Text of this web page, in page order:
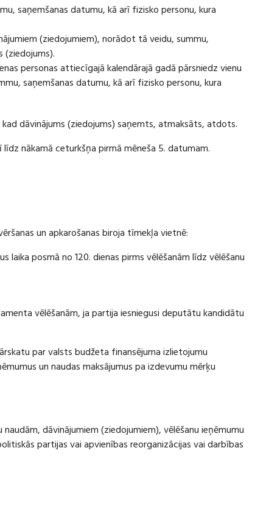
saņemšanas datumu, kā arī fizisko personu, kura
(ziedojumiem), norādot tā veidu, summu,
personas attiecīgajā kalendārajā gadā pārsniedz vienu
saņemšanas datumu, kā arī fizisko personu, kura
dāvinājums (ziedojums) saņemts, atmaksāts, atdots.
nākamā ceturkšņa pirmā mēneša 5. datumam.
un apkarošanas biroja tīmekļa vietnē:
laika posmā no 120. dienas pirms vēlēšanām līdz vēlēšanu
vēlēšanām, ja partija iesniegusi deputātu kandidātu
par valsts budžeta finansējuma izlietojumu
un naudas maksājumus pa izdevumu mērķu
dāvinājumiem (ziedojumiem), vēlēšanu ieņēmumu
partijas vai apvienības reorganizācijas vai darbības